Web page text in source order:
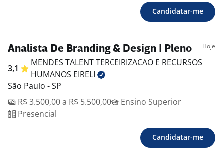
Candidatar-me
Analista De Branding & Design | Pleno Hoje
3,1
MENDES TALENT TERCEIRIZACAO E RECURSOS
HUMANOS EIRELI
São Paulo - SP
R$ 3.500,00 a R$ 5.500,00
Ensino Superior
Presencial
Candidatar-me